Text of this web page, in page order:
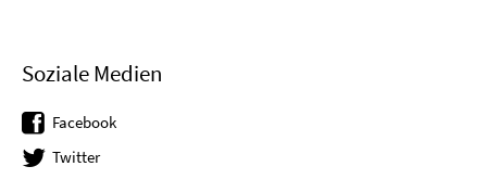
Soziale Medien
Facebook
Twitter